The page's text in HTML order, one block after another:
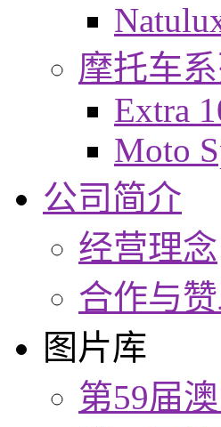
摩托车系
Extra
Moto
公司简介
经营理念
合作与
图片库
第59届